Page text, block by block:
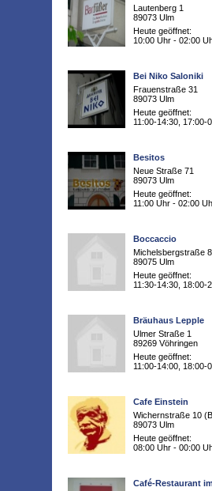
Lautenberg 1
89073 Ulm
Heute geöffnet:
10:00 Uhr - 02:00
Bei Niko Saloniki
Frauenstraße 31
89073 Ulm
Heute geöffnet:
11:00-14:30, 17:00-
Besitos
Neue Straße 71
89073 Ulm
Heute geöffnet:
11:00 Uhr - 02:00
Boccaccio
Michelsbergstraße 8
89075 Ulm
Heute geöffnet:
11:30-14:30, 18:00-
Bräuhaus Lepple
Ulmer Straße 1
89269 Vöhringen
Heute geöffnet:
11:00-14:00, 18:00-
Cafe Einstein
Wichernstraße 10
89073 Ulm
Heute geöffnet:
08:00 Uhr - 00:00
Café-Restaurant